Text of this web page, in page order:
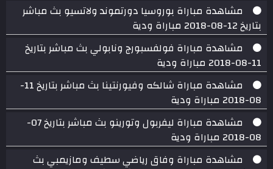
مشاهدة مباراة بوروسيا دورتموند ولاتسيو بث مباشر
بتاريخ 12-08-2018 مباراة ودية
مشاهدة مباراة فولفسبورج ونابولي بث مباشر بتاريخ
11-08-2018 مباراة ودية
مشاهدة مباراة شالكه وفيورنتينا بث مباشر بتاريخ 11-
08-2018 مباراة ودية
مشاهدة مباراة ليفربول وتورينو بث مباشر بتاريخ 07-
08-2018 مباراة ودية
مشاهدة مباراة وفاق رياضي سطيف ومازيمبي بث